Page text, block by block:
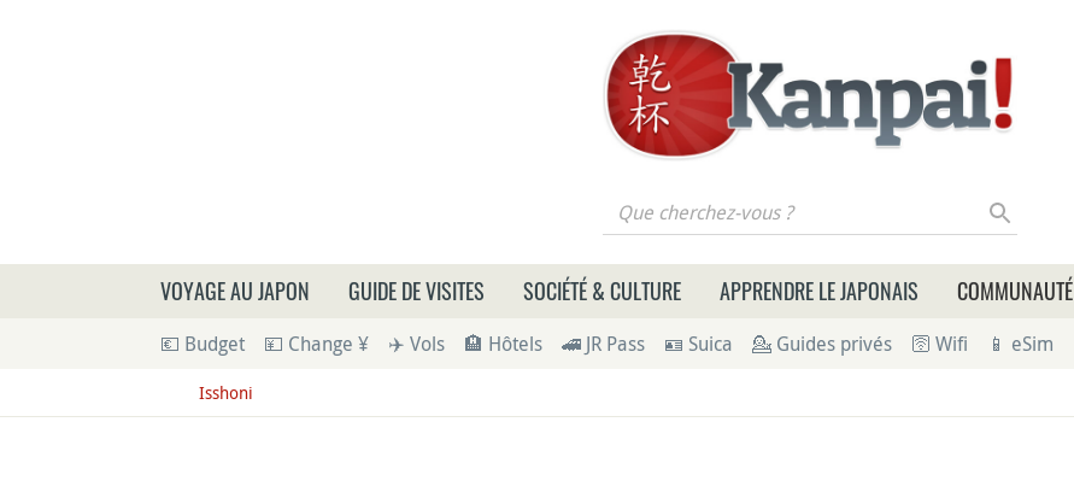
Que cherchez-vous ?
VOYAGE AU JAPON GUIDE DE VISITES SOCIÉTÉ & CULTURE APPRENDRE LE JAPONAIS COMMUNAUTÉ
💶 Budget 💴 Change ¥ ✈️ Vols 🏨 Hôtels 🚄 JR Pass 🪪 Suica 💁 Guides privés 🛜 Wifi 📱 eSim
Isshoni